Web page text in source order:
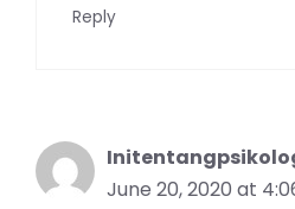
Reply
June 20, 2020 at